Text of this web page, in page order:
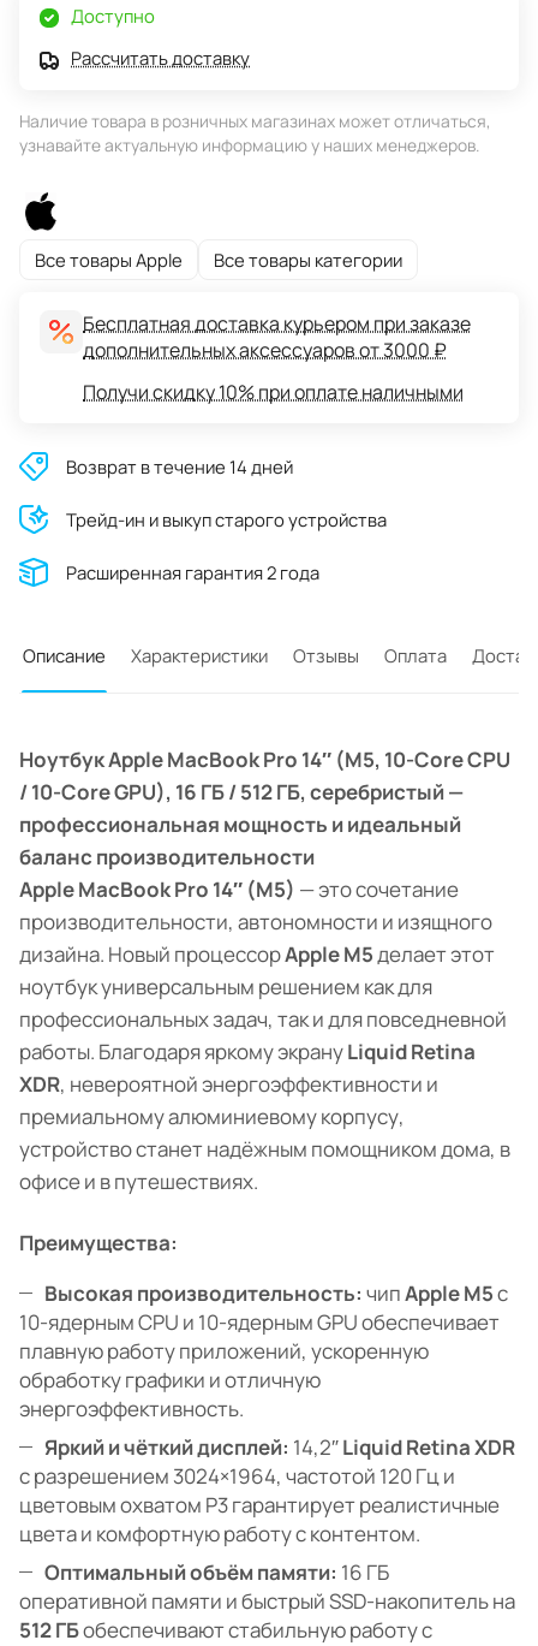
Доступно
Рассчитать доставку
Наличие товара в розничных магазинах может отличаться,
узнавайте актуальную информацию у наших менеджеров.
Все товары Apple Все товары категории
Бесплатная доставка курьером при заказе
дополнительных аксессуаров от 3000 ₽
Получи скидку 10% при оплате наличными
Возврат в течение 14 дней
Трейд-ин и выкуп старого устройства
Расширенная гарантия 2 года
Описание Характеристики Отзывы Оплата
Ноутбук Apple MacBook Pro 14″ (M5, 10-Core CPU
/ 10-Core GPU), 16 ГБ / 512 ГБ, серебристый —
профессиональная мощность и идеальный
баланс производительности
Apple MacBook Pro 14″ (M5) — это сочетание
производительности, автономности и изящного
дизайна. Новый процессорApple M5делает этот
ноутбук универсальным решением как для
профессиональных задач, так и для повседневной
работы. Благодаря яркому экрануLiquid Retina
XDR, невероятной энергоэффективности и
премиальному алюминиевому корпусу,
устройство станет надёжным помощником дома, в
офисе и в путешествиях.
Преимущества:
Высокая производительность: чипApple M5с
10-ядерным CPU и 10-ядерным GPU обеспечивает
плавную работу приложений, ускоренную
обработку графики и отличную
энергоэффективность.
Яркий и чёткий дисплей: 14,2″Liquid Retina XDR
с разрешением 3024×1964, частотой 120 Гц и
цветовым охватом P3 гарантирует реалистичные
цвета и комфортную работу с контентом.
Оптимальный объём памяти: 16 ГБ
оперативной памяти и быстрый SSD-накопитель на
512 ГБобеспечивают стабильную работу с